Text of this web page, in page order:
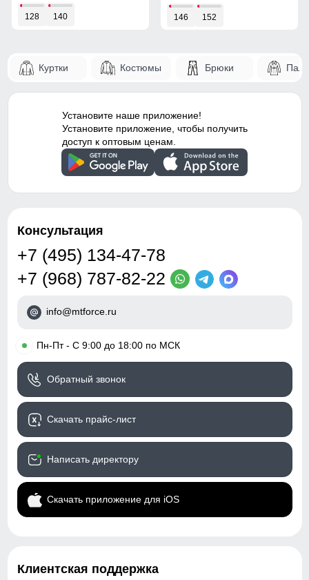
128 140 146 152
Куртки Костюмы Брюки
Установите наше приложение!
Установите приложение, чтобы получить
доступ к оптовым ценам.
Консультация
+7 (495) 134-47-78
+7 (968) 787-82-22
info@mtforce.ru
• Пн-Пт - С 9:00 до 18:00 по МСК
Обратный звонок
Скачать прайс-лист
Написать директору
Скачать приложение для iOS
Клиентская поддержка